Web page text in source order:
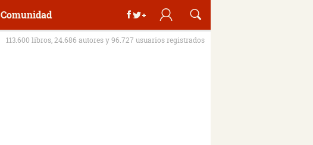
Comunidad
113.600 libros, 24.686 autores y 96.727 usuarios registrados